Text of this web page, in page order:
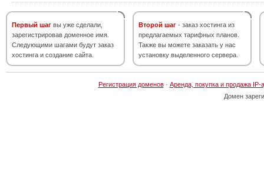
Первый шаг вы уже сделали,
зарегистрировав доменное имя.
Следующими шагами будут заказ
хостинга и создание сайта.
Второй шаг - заказ хостинга из
предлагаемых тарифных планов.
Также вы можете заказать у нас
установку выделенного сервера.
Регистрация доменов· Аренда, покупка и продажа IP-
Домен